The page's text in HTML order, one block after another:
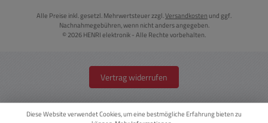
Alle Preise inkl. gesetzl. Mehrwertsteuer zzgl.Versandkosten und ggf.
Nachnahmegebühren, wenn nicht anders angegeben.
© 2026 HENRI elektronik - Alle Rechte vorbehalten.
Vertrag widerrufen
Diese Website verwendet Cookies, um eine bestmögliche Erfahrung bieten zu